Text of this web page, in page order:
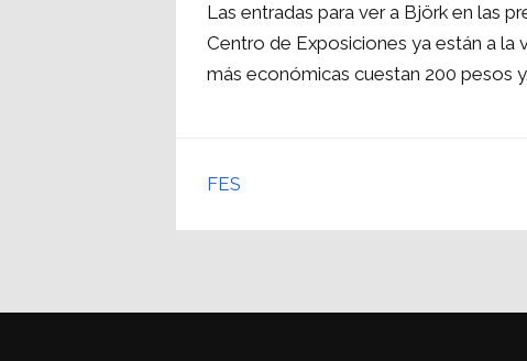
Las entradas para ver a Björk en las
Centro de Exposiciones ya están a la
más económicas cuestan 200 pesos
FES